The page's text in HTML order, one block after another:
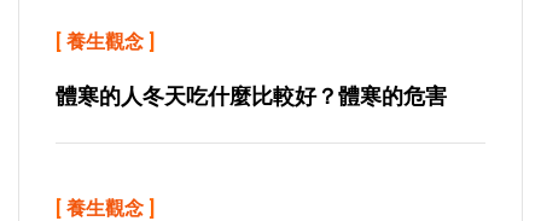
[ 養生觀念 ]
體寒的人冬天吃什麼比較好？體寒的危害
[ 養生觀念 ]